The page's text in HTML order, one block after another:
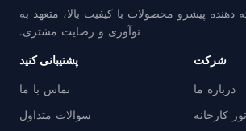
دهنده پیشرو محصولات با کیفیت بالا، متعهد به
نوآوری و رضایت مشتری.
شرکت
درباره ما
تور کارخانه
پشتیبانی کنید
تماس با ما
سوالات متداول